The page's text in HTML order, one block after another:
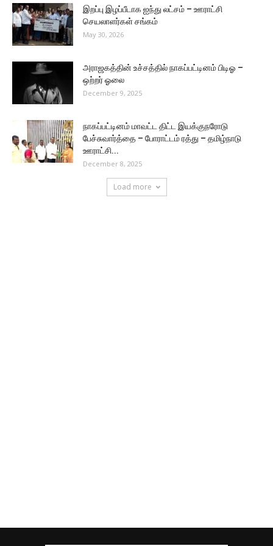
இறப்பு இழப்பீடாக ஐந்து லட்சம் – ஊராட்சி
செயலாளர்கள் சங்கம்
May 30, 2026
அராஜகத்தின் உச்சத்தில் நாகப்பட்டினம் பிடிஓ –
ஒற்றர் ஓலை
December 9, 2025
நாகப்பட்டினம் மாவட்ட திட்ட இயக்குநரோடு
பேச்சுவார்த்தை – போராட்டம் ரத்து – தமிழ்நாடு
ஊராட்சி...
December 8, 2025
Load more